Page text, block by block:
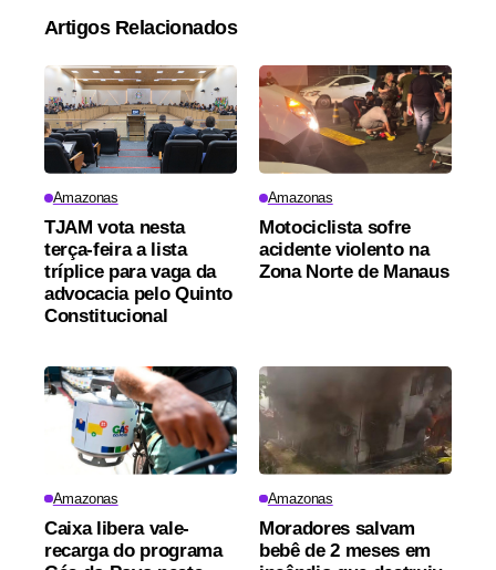
Artigos Relacionados
Amazonas
TJAM vota nesta
terça-feira a lista
tríplice para vaga da
advocacia pelo Quinto
Constitucional
Amazonas
Motociclista sofre
acidente violento na
Zona Norte de Manaus
Amazonas
Caixa libera vale-
recarga do programa
Amazonas
Moradores salvam
bebê de 2 meses em